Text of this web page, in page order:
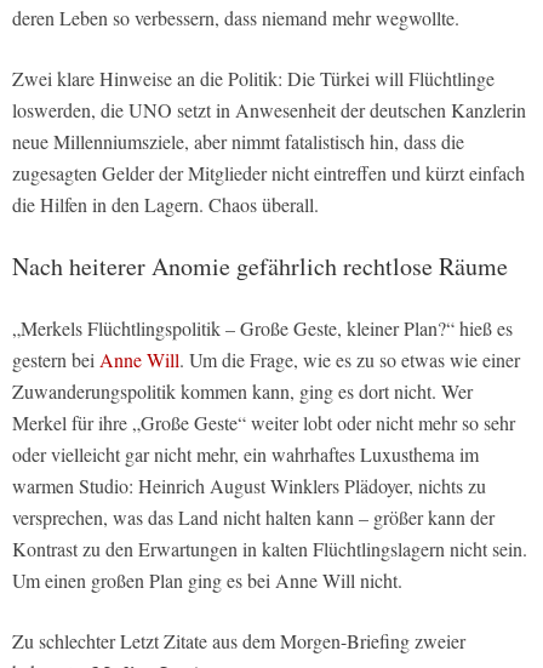
deren Leben so verbessern, dass niemand mehr wegwollte.
Zwei klare Hinweise an die Politik: Die Türkei will Flüchtlinge
loswerden, die UNO setzt in Anwesenheit der deutschen Kanzlerin
neue Millenniumsziele, aber nimmt fatalistisch hin, dass die
zugesagten Gelder der Mitglieder nicht eintreffen und kürzt einfach
die Hilfen in den Lagern. Chaos überall.
Nach heiterer Anomie gefährlich rechtlose Räume
„Merkels Flüchtlingspolitik – Große Geste, kleiner Plan?“ hieß es
gestern bei Anne Will. Um die Frage, wie es zu so etwas wie einer
Zuwanderungspolitik kommen kann, ging es dort nicht. Wer
Merkel für ihre „Große Geste“ weiter lobt oder nicht mehr so sehr
oder vielleicht gar nicht mehr, ein wahrhaftes Luxusthema im
warmen Studio: Heinrich August Winklers Plädoyer, nichts zu
versprechen, was das Land nicht halten kann – größer kann der
Kontrast zu den Erwartungen in kalten Flüchtlingslagern nicht sein.
Um einen großen Plan ging es bei Anne Will nicht.
Zu schlechter Letzt Zitate aus dem Morgen-Briefing zweier